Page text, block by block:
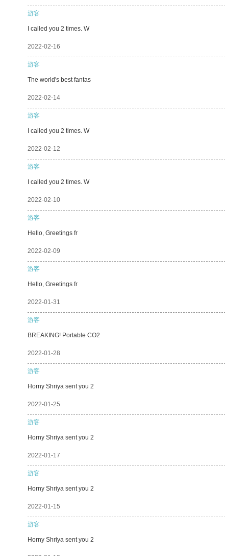
游客
I called you 2 times. W
2022-02-16
游客
The world's best fantas
2022-02-14
游客
I called you 2 times. W
2022-02-12
游客
I called you 2 times. W
2022-02-10
游客
Hello, Greetings fr
2022-02-09
游客
Hello, Greetings fr
2022-01-31
游客
BREAKING! Portable CO2
2022-01-28
游客
Horny Shriya sent you 2
2022-01-25
游客
Horny Shriya sent you 2
2022-01-17
游客
Horny Shriya sent you 2
2022-01-15
游客
Horny Shriya sent you 2